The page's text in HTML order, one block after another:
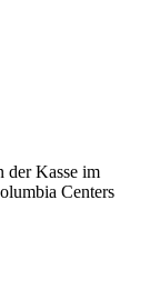
der Kasse im
Centers